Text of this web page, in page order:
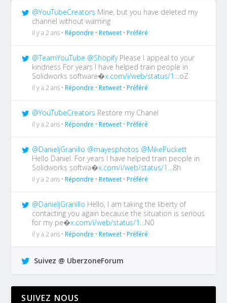
@YouTubeCreators Mine, but you have deleted my
channel without warning
il y a 2 ans •Répondre •Retweet •Préféré
@TeamYouTube @ShopifyPlease I appeal to your
kindness For years I have helped train people in
Solidworks software�x.com/i/web/status/1… oZ
il y a 2 ans •Répondre •Retweet •Préféré
@YouTubeCreators Restore my Chanel
il y a 2 ans •Répondre •Retweet •Préféré
@DanieljGranillo @mayesphotos @MikePuckett
Hello Daniel. For years I have helped train people in
Solidworks softwa�x.com/i/web/status/1… 8h
il y a 2 ans •Répondre •Retweet •Préféré
@DanieljGranillo Hello, I am taking the liberty of
contacting you again because the situation is serious
for my pe�x.com/i/web/status/1… N0
il y a 2 ans •Répondre •Retweet •Préféré
Suivez @ UberzoneForum
SUIVEZ NOUS